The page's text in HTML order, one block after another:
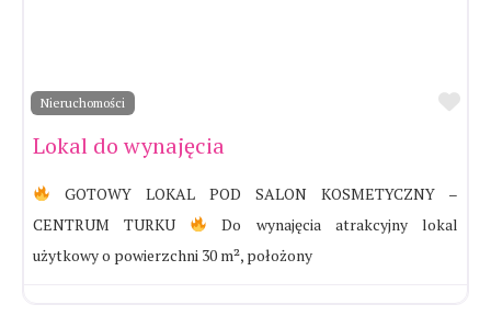
Nieruchomości
Lokal do wynajęcia
GOTOWY LOKAL POD SALON KOSMETYCZNY –
CENTRUM TURKU
Do wynajęcia atrakcyjny lokal
użytkowy o powierzchni 30 m², położony